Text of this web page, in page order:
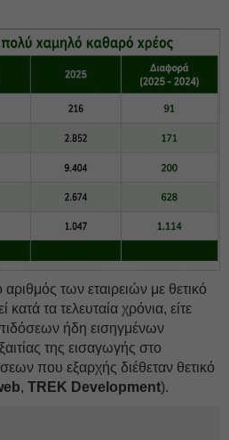
αριθμός των εταιρειών με θετικό
κατά τα τελευταία χρόνια, είτε
ήδη εισηγμένων
της εισαγωγής στο
που εξαρχής διέθεταν θετικό
, TREK Development).